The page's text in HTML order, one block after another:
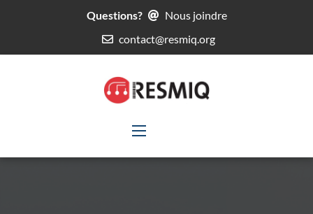
Questions?
Nous joindre
contact@resmiq.org